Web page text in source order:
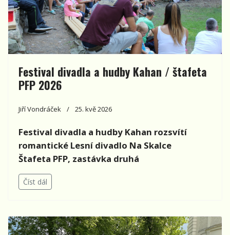
Festival divadla a hudby Kahan / štafeta
PFP 2026
Jiří Vondráček 25. kvě 2026
Festival divadla a hudby Kahan rozsvítí
romantické Lesní divadlo Na Skalce
Štafeta PFP, zastávka druhá
Číst dál